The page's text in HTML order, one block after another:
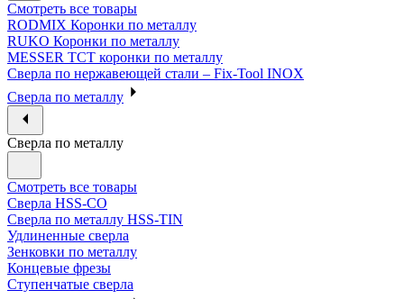
Смотреть все товары
RODMIX Коронки по металлу
RUKO Коронки по металлу
MESSER ТСТ коронки по металлу
Сверла по нержавеющей стали – Fix-Tool INOX
Сверла по металлу
Сверла по металлу
Смотреть все товары
Сверла HSS-CO
Сверла по металлу HSS-TIN
Удлиненные сверла
Зенковки по металлу
Концевые фрезы
Ступенчатые сверла